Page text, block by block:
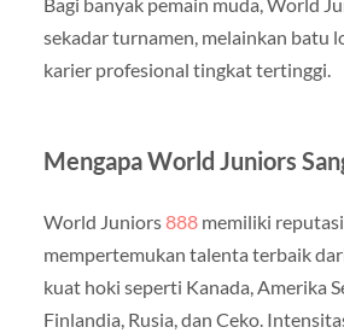
sekadar turnamen, melainkan batu
karier profesional tingkat tertinggi.
Mengapa World Juniors
World Juniors888memiliki
mempertemukan talenta terbaik
kuat hoki seperti Kanada, Amerika
Finlandia, Rusia, dan Ceko.